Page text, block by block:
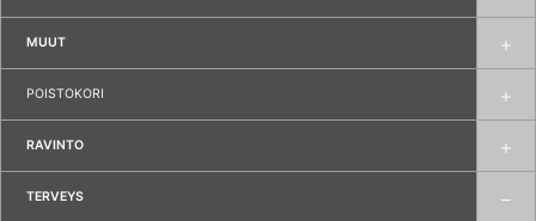
MUUT
POISTOKORI
RAVINTO
TERVEYS